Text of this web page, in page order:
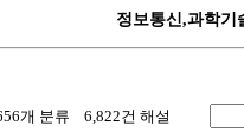
정보통신,과학기
개 분류 6,822건 해설